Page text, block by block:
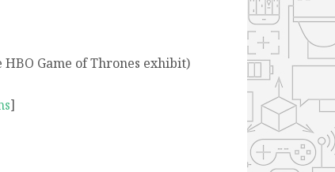
Game of Thrones exhibit)
]